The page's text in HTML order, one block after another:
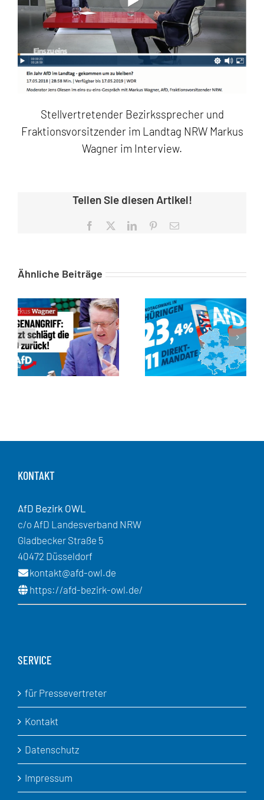
Stellvertretender Bezirkssprecher und
Fraktionsvorsitzender im Landtag NRW Markus
Wagner im Interview.
Teilen Sie diesen Artikel!
Facebook LinkedInPinterest
E-
Ähnliche Beiträge
KONTAKT
AfD Bezirk OWL
c/o AfD Landesverband NRW
Gladbecker Straße 5
40472 Düsseldorf
kontakt@afd-owl.de
https://afd-bezirk-owl.de/
SERVICE
für Pressevertreter
Kontakt
Datenschutz
Impressum